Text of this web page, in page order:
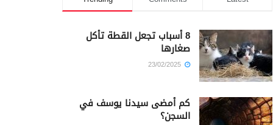
8 أسباب تجعل القطة تأكل
صغارها
كم أمضى سيدنا يوسف في
السجن؟